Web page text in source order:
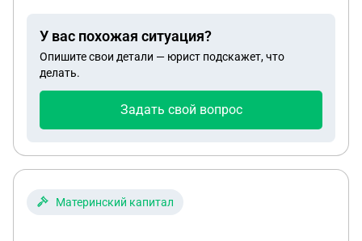
головной боли 1 таблетка была принята утром
Есть ли возможность доказать свою
невиновность
У вас похожая ситуация?
Опишите свои детали — юрист подскажет, что
делать.
Задать свой вопрос
Материнский капитал